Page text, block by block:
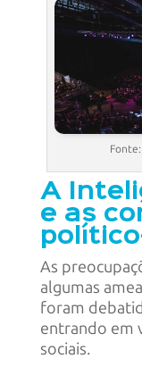
A
e as
As
algumas
foram
entrando em
sociais.